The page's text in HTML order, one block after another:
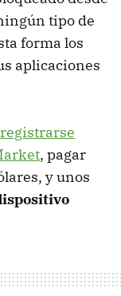
tipo de
forma los
aplicaciones
registrarse
, pagar
y unos